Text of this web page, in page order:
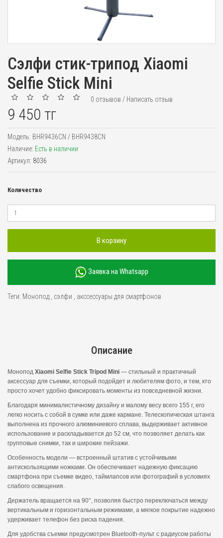
Сэлфи стик-трипод Xiaomi
Selfie Stick Mini
0 отзывов / Написать отзыв
9 450 тг
Модель: BHR9436CN / BHR9438CN
Наличие: Есть в наличии
Артикул: 8036
Количество
В корзину
Заявка на Whatsapp
Теги: Монопод сэлфи акссессуары для смартфонов
Описание
Монопод Xiaomi Selfie Stick Tripod Mini — стильный и практичный
аксессуар для съемки, который подойдет и любителям фото, и тем, кто
просто хочет удобно фиксировать моменты из повседневной жизни.
Благодаря минималистичному дизайну и малому весу всего 155 г, его
легко носить с собой в сумке или даже кармане. Телескопическая штанга
выполнена из прочного алюминиевого сплава, выдерживает активное
использование и раскладывается до 52 см, что позволяет делать как
групповые снимки, так и широкие пейзажи.
Особенность модели — встроенный штатив с устойчивыми
антискользящими ножками. Он обеспечивает надежную фиксацию
смартфона при съемке видео, таймлапсов или фотографий в условиях
слабого освещения.
Держатель вращается на 90°, позволяя быстро переключаться между
вертикальным и горизонтальным режимами, а мягкое покрытие надежно
удерживает телефон без риска падения.
Для удобства съемки предусмотрен Bluetooth-пульт с радиусом работы